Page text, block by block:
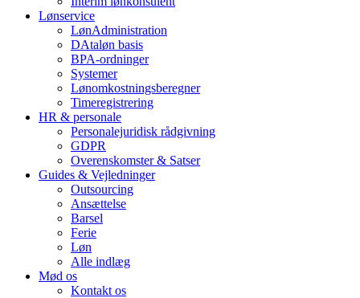
Lønservice
LønAdministration
DAtaløn basis
BPA-ordninger
Systemer
Lønomkostningsberegner
Timeregistrering
HR & personale
Personalejuridisk rådgivning
GDPR
Overenskomster & Satser
Guides & Vejledninger
Outsourcing
Ansættelse
Barsel
Ferie
Løn
Alle indlæg
Mød os
Kontakt os